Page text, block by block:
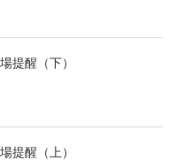
提醒（下）
提醒（上）